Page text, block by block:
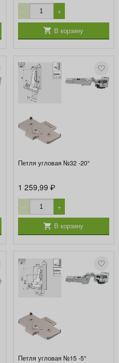
− +
В корзину
Петля угловая №32 -20°
1 259,99 ₽
− +
В корзину
Петля угловая №15 -5°